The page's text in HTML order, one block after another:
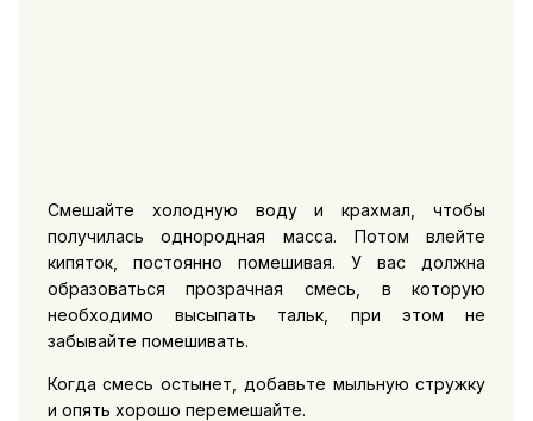
Смешайте холодную воду и крахмал, чтобы
получилась однородная масса. Потом влейте
кипяток, постоянно помешивая. У вас должна
образоваться прозрачная смесь, в которую
необходимо высыпать тальк, при этом не
забывайте помешивать.
Когда смесь остынет, добавьте мыльную стружку
и опять хорошо перемешайте.